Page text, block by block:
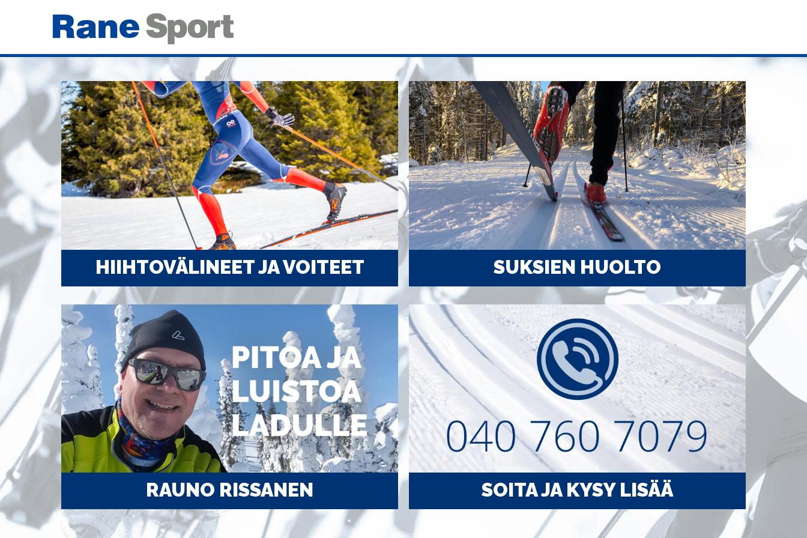
HIIHTOVÄLINEET JA VOITEET SUKSIEN HUOLTO
RAUNO RISSANEN SOITA JA KYSY LISÄÄ